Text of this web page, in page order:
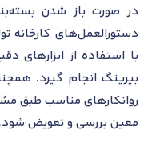
در صورت باز شدن
دستورالعمل‌های کارخانه
با استفاده از ابزارهای
بیرینگ انجام گیرد.
روانکارهای مناسب طبق
معین بررسی و تعویض شود.